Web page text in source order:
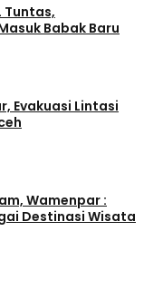
Tuntas,
Babak Baru
Evakuasi Lintasi
Wamenpar :
Destinasi Wisata